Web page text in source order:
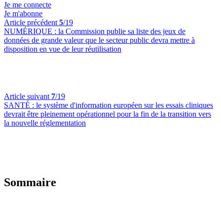
Je me connecte
Je m'abonne
Article précédent 5/19
NUMÉRIQUE : la Commission publie sa liste des jeux de
données de grande valeur que le secteur public devra mettre à
disposition en vue de leur réutilisation
Article suivant 7/19
SANTÉ : le système d'information européen sur les essais cliniques
devrait être pleinement opérationnel pour la fin de la transition vers
la nouvelle réglementation
Sommaire